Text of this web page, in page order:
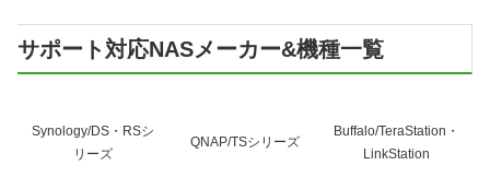
サポート対応NASメーカー&機種一覧
Synology/DS・RSシ
リーズ
QNAP/TSシリーズ
Buffalo/TeraStation・
LinkStation